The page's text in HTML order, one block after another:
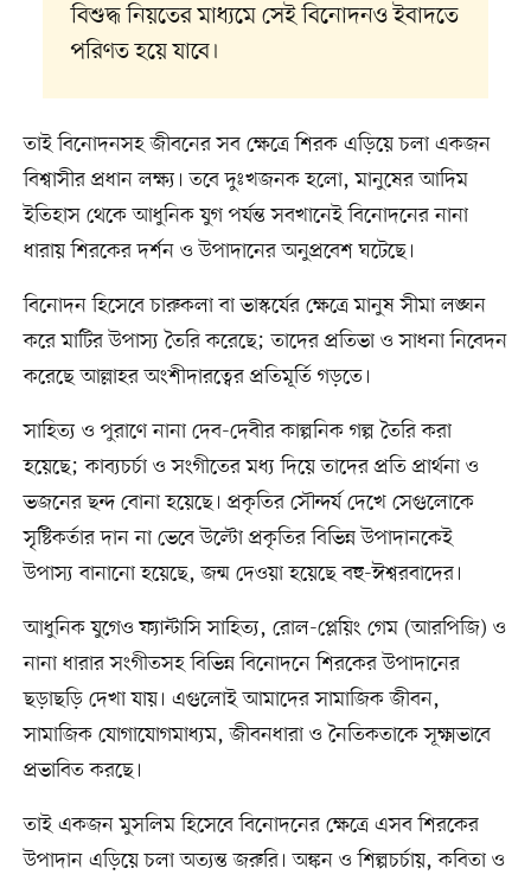
বিশুদ্ধ নিয়তের মাধ্যমে সেই বিনোদনও ইবাদতে
পরিণত হয়ে যাবে।
তাই বিনোদনসহ জীবনের সব ক্ষেত্রে শিরক এড়িয়ে চলা একজন
বিশ্বাসীর প্রধান লক্ষ্য। তবে দুঃখজনক হলো, মানুষের আদিম
ইতিহাস থেকে আধুনিক যুগ পর্যন্ত সবখানেই বিনোদনের নানা
ধারায় শিরকের দর্শন ও উপাদানের অনুপ্রবেশ ঘটেছে।
বিনোদন হিসেবে চারুকলা বা ভাস্কর্যের ক্ষেত্রে মানুষ সীমা লঙ্ঘন
করে মাটির উপাস্য তৈরি করেছে; তাদের প্রতিভা ও সাধনা নিবেদন
করেছে আল্লাহর অংশীদারত্বের প্রতিমূর্তি গড়তে।
সাহিত্য ও পুরাণে নানা দেব-দেবীর কাল্পনিক গল্প তৈরি করা
হয়েছে; কাব্যচর্চা ও সংগীতের মধ্য দিয়ে তাদের প্রতি প্রার্থনা ও
ভজনের ছন্দ বোনা হয়েছে। প্রকৃতির সৌন্দর্য দেখে সেগুলোকে
সৃষ্টিকর্তার দান না ভেবে উল্টো প্রকৃতির বিভিন্ন উপাদানকেই
উপাস্য বানানো হয়েছে, জন্ম দেওয়া হয়েছে বহু-ঈশ্বরবাদের।
আধুনিক যুগেও ফ্যান্টাসি সাহিত্য, রোল-প্লেয়িং গেম (আরপিজি) ও
নানা ধারার সংগীতসহ বিভিন্ন বিনোদনে শিরকের উপাদানের
ছড়াছড়ি দেখা যায়। এগুলোই আমাদের সামাজিক জীবন,
সামাজিক যোগাযোগমাধ্যম, জীবনধারা ও নৈতিকতাকে সূক্ষ্মভাবে
প্রভাবিত করছে।
তাই একজন মুসলিম হিসেবে বিনোদনের ক্ষেত্রে এসব শিরকের
উপাদান এড়িয়ে চলা অত্যন্ত জরুরি। অঙ্কন ও শিল্পচর্চায়, কবিতা ও